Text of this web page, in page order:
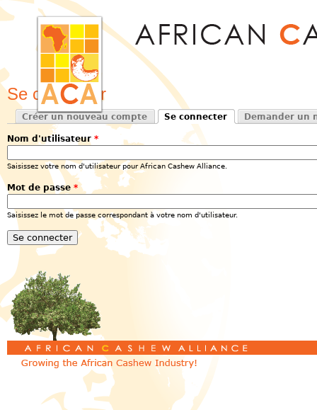
Se connecter
Onglets principaux
Créer un nouveau compte
Se connecter
(onglet actif)
Demander un
Nom d'utilisateur *
Saisissez votre nom d'utilisateur pour African Cashew Alliance.
Mot de passe *
Saisissez le mot de passe correspondant à votre nom d'utilisateur.